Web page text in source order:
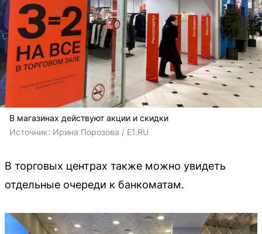
В магазинах действуют акции и скидки
Источник: Ирина Порозова / E1.RU
В торговых центрах также можно увидеть
отдельные очереди к банкоматам.